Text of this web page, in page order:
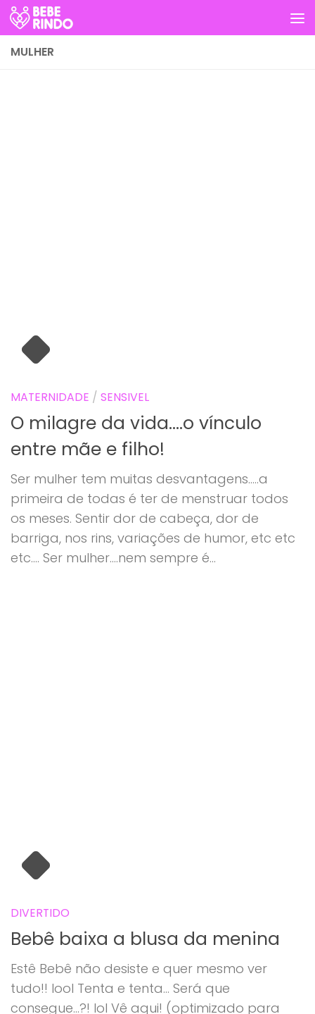
Skip to content
MULHER
MATERNIDADE / SENSIVEL
O milagre da vida….o vínculo
entre mãe e filho!
Ser mulher tem muitas desvantagens…..a
primeira de todas é ter de menstruar todos
os meses. Sentir dor de cabeça, dor de
barriga, nos rins, variações de humor, etc etc
etc…. Ser mulher….nem sempre é...
DIVERTIDO
Bebê baixa a blusa da menina
Estê Bebê não desiste e quer mesmo ver
tudo!! lool Tenta e tenta… Será que
consegue…?! lol Vê aqui! (optimizado para